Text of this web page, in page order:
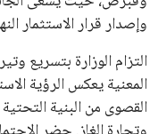
وإصدار قرار الاستثمار
التزام الوزارة بتسريع
المعنية يعكس الرؤية
القصوى من البنية